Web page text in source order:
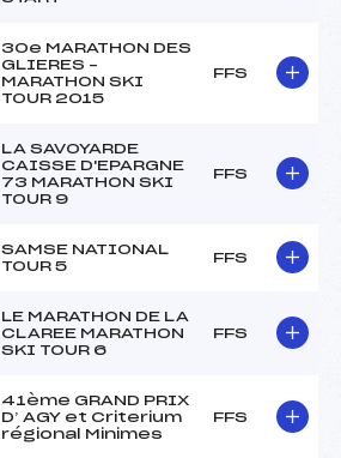
30e MARATHON DES
GLIERES –
MARATHON SKI
TOUR 2015
FFS
LA SAVOYARDE
CAISSE D'EPARGNE
73 MARATHON SKI
TOUR 9
FFS
SAMSE NATIONAL
TOUR 5
FFS
LE MARATHON DE LA
CLAREE MARATHON
SKI TOUR 6
FFS
41ème GRAND PRIX
D’ AGY et Criterium
régional Minimes
FFS